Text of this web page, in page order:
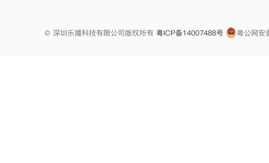
© 深圳乐播科技有限公司版权所有 粤ICP备14007488号 粤公网安